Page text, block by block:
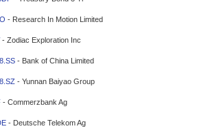
- Research In Motion Limited
- Zodiac Exploration Inc
- Bank of China Limited
- Yunnan Baiyao Group
- Commerzbank Ag
- Deutsche Telekom Ag